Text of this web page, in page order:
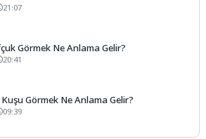
21:07
Görmek Ne Anlama Gelir?
20:41
Görmek Ne Anlama Gelir?
09:39